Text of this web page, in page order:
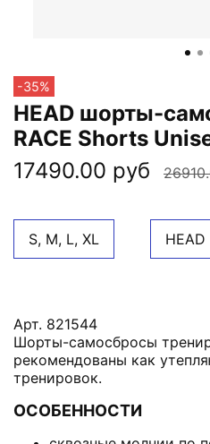
-35%
HEAD шорты-
RACE Shorts
17490.00 руб
S, M, L, XL HEAD
Арт. 821544
Шорты-самосбросы
рекомендованы как
тренировок.
ОСОБЕННОСТИ